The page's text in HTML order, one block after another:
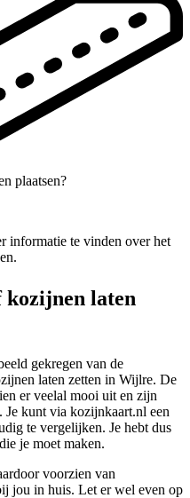
plaatsen?
informatie te vinden over het
laten
gekregen van de
laten zetten in Wijlre. De
er veelal mooi uit en zijn
kunt via kozijnkaart.nl een
te vergelijken. Je hebt dus
je moet maken.
voorzien van
jou in huis. Let er wel even op